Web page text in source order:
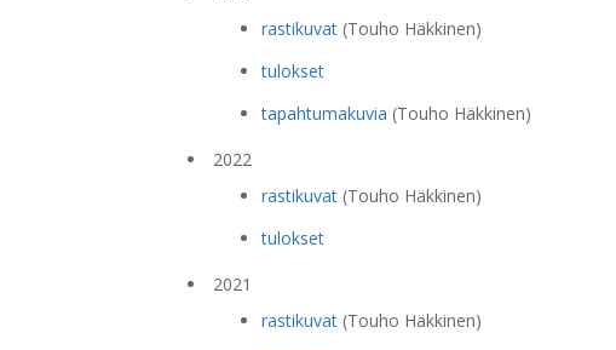
rastikuvat(Touho Häkkinen)
tulokset
tapahtumakuvia (Touho Häkkinen)
2022
rastikuvat(Touho Häkkinen)
tulokset
2021
rastikuvat(Touho Häkkinen)